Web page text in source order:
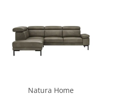
Natura Home